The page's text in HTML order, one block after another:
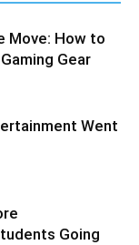
Move: How to
Gear
Went
Going